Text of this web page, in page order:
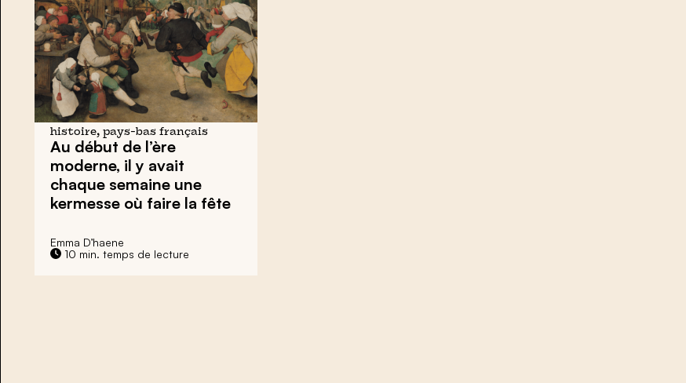
histoire, pays-bas français
Au début de l’ère
moderne, il y avait
chaque semaine une
kermesse où faire la fête
Emma D’haene
10 min. temps de lecture